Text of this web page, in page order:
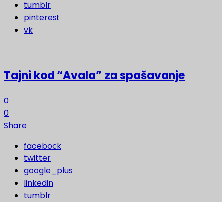
tumblr
pinterest
vk
Tajni kod “Avala” za spašavanje
0
0
Share
facebook
twitter
google_plus
linkedin
tumblr